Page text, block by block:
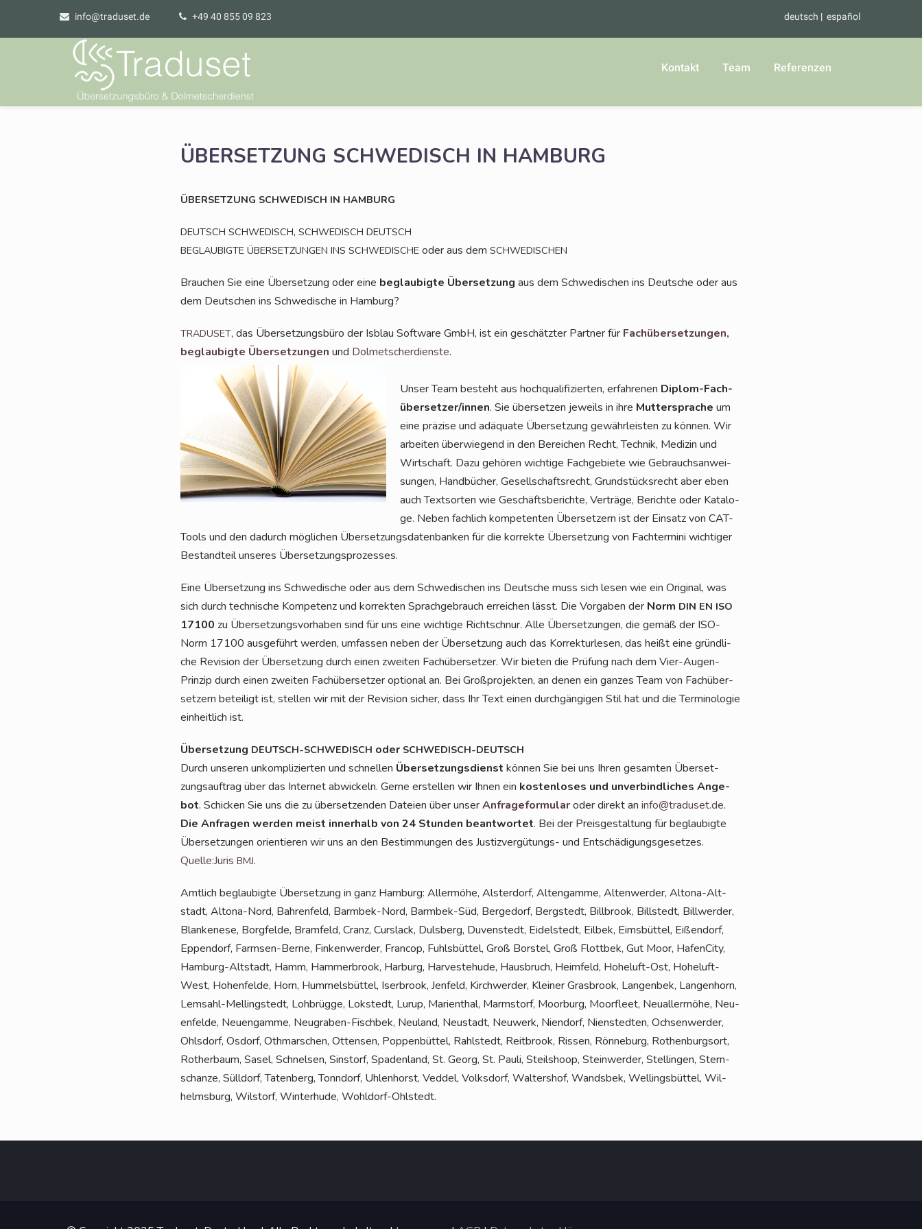
info@traduset.de +49 40 855 09 823 deutsch español
Kontakt Team Referenzen
ÜBERSETZUNG SCHWEDISCH IN HAMBURG
ÜBERSETZUNG SCHWEDISCH IN HAMBURG
DEUTSCH SCHWEDISCH, SCHWEDISCH DEUTSCH
BEGLAUBIGTE ÜBERSETZUNGEN INS SCHWEDISCHEoder aus dem SCHWEDISCHEN
Brau­chen Sie eine Über­set­zung oder eine beglau­big­te Über­set­zung aus dem Schwe­di­schen ins Deut­sche oder aus
dem Deut­schen ins Schwe­di­sche in Hamburg?
TRADUSET, das Über­set­zungs­bü­ro der Isblau Soft­ware GmbH, ist ein geschätz­ter Part­ner für Fach­über­set­zun­gen,
beglau­big­te Über­set­zun­gen und Dol­met­scher­diens­te.
Unser Team besteht aus hoch­qua­li­fi­zier­ten, erfah­re­nen Diplom-Fach­
über­set­zer/in­nen. Sie über­set­zen jeweils in ihre Mut­ter­spra­che um
eine prä­zi­se und adäqua­te Über­set­zung gewähr­leis­ten zu kön­nen. Wir
arbei­ten über­wie­gend in den Berei­chen Recht, Tech­nik, Medi­zin und
Wirt­schaft. Dazu gehö­ren wich­ti­ge Fach­ge­bie­te wie Gebrauchs­an­wei­
sun­gen, Hand­bü­cher, Gesell­schafts­recht, Grund­stücks­recht aber eben
auch Text­sor­ten wie Geschäfts­be­rich­te, Ver­trä­ge, Berich­te oder Kata­lo­
ge. Neben fach­lich kom­pe­ten­ten Über­set­zern ist der Ein­satz von CAT-
Tools und den dadurch mög­li­chen Über­set­zungs­da­ten­ban­ken für die kor­rek­te Über­set­zung von Fach­ter­mi­ni wich­ti­ger
Bestand­teil unse­res Übersetzungsprozesses.
Eine Über­set­zung ins Schwe­di­sche oder aus dem Schwe­di­schen ins Deut­sche muss sich lesen wie ein Ori­gi­nal, was
sich durch tech­ni­sche Kom­pe­tenz und kor­rek­ten Sprach­ge­brauch errei­chen lässt. Die Vor­ga­ben der Norm DIN EN ISO
17100 zu Über­set­zungs­vor­ha­ben sind für uns eine wich­ti­ge Richt­schnur. Alle Über­set­zun­gen, die gemäß der ISO-
Norm 17100 aus­ge­führt wer­den, umfas­sen neben der Über­set­zung auch das Kor­rek­tur­le­sen, das heißt eine gründ­li­
che Revi­si­on der Über­set­zung durch einen zwei­ten Fach­über­set­zer. Wir bie­ten die Prü­fung nach dem Vier-Augen-
Prin­zip durch einen zwei­ten Fach­über­set­zer optio­nal an. Bei Groß­pro­jek­ten, an denen ein gan­zes Team von Fach­über­
set­zern betei­ligt ist, stel­len wir mit der Revi­si­on sicher, dass Ihr Text einen durch­gän­gi­gen Stil hat und die Ter­mi­no­lo­gie
ein­heit­lich ist.
Über­set­zung DEUTSCH-SCHWEDISCH oder SCHWEDISCH-DEUTSCH
Durch unse­ren unkom­pli­zier­ten und schnel­len Über­set­zungs­dienst kön­nen Sie bei uns Ihren gesam­ten Über­set­
zungs­auf­trag über das Inter­net abwi­ckeln. Ger­ne erstel­len wir Ihnen ein kos­ten­lo­ses und unver­bind­li­ches Ange­
bot. Schi­cken Sie uns die zu über­set­zen­den Datei­en über unserAnfra­ge­for­mu­laroder direkt an info@traduset.de.
Die Anfra­gen wer­den meist inner­halb von 24 Stun­den beant­wor­tet. Bei der Preis­ge­stal­tung für beglau­big­te
Über­set­zun­gen ori­en­tie­ren wir uns an den Bestim­mun­gen des Jus­tiz­ver­gü­tungs- und Ent­schä­di­gungs­ge­set­zes.
Quelle:Juris BMJ.
Amt­lich beglau­big­te Über­set­zung in ganz Ham­burg: Aller­mö­he, Als­ter­dorf, Alten­gam­me, Alten­wer­der, Alto­na-Alt­
stadt, Alto­na-Nord, Bah­ren­feld, Barm­bek-Nord, Barm­bek-Süd, Ber­ge­dorf, Berg­stedt, Bill­brook, Bill­stedt, Bill­wer­der,
Blan­ke­ne­se, Borg­fel­de, Bramfeld, Cranz, Curs­lack, Duls­berg, Duven­stedt, Eidel­stedt, Eil­bek, Eims­büt­tel, Eißen­dorf,
Eppen­dorf, Farm­sen-Ber­ne, Fin­ken­wer­der, Fran­cop, Fuhls­büt­tel, Groß Bors­tel, Groß Flott­bek, Gut Moor, Hafen­Ci­ty,
Ham­burg-Alt­stadt, Hamm, Ham­mer­brook, Har­burg, Har­ve­ste­hu­de, Haus­bruch, Heim­feld, Hohe­luft-Ost, Hohe­luft-
West, Hohen­fel­de, Horn, Hum­mels­büt­tel, Iser­brook, Jen­feld, Kirch­wer­der, Klei­ner Gras­brook, Lan­gen­bek, Lan­gen­horn,
Lem­sahl-Mel­ling­s­tedt, Loh­brüg­ge, Lok­stedt, Lurup, Mari­en­thal, Marmstorf, Moor­burg, Moor­fleet, Neu­al­ler­mö­he, Neu­
en­fel­de, Neu­en­gam­me, Neu­gra­ben-Fisch­bek, Neu­land, Neu­stadt, Neu­werk, Nien­dorf, Nien­sted­ten, Och­sen­wer­der,
Ohls­dorf, Osdorf, Oth­mar­schen, Otten­sen, Pop­pen­büt­tel, Rahl­stedt, Reit­brook, Ris­sen, Rön­ne­burg, Rothen­burg­sort,
Rother­baum, Sasel, Schnel­sen, Sinstorf, Spa­den­land, St. Georg, St. Pau­li, Steil­shoop, Stein­wer­der, Stel­lin­gen, Stern­
schan­ze, Süll­dorf, Taten­berg, Tonn­dorf, Uhlen­horst, Ved­del, Volks­dorf, Wal­ters­hof, Wands­bek, Wel­lings­büt­tel, Wil­
helms­burg, Wilstorf, Win­ter­hu­de, Wohldorf-Ohlstedt.